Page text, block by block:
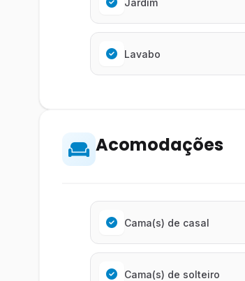
Lavabo
Acomodações
Cama(s) de casal
Cama(s) de solteiro